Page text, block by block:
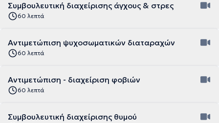
Συμβουλευτική διαχείρισης άγχους & στρες
60 λεπτά
Αντιμετώπιση ψυχοσωματικών διαταραχών
60 λεπτά
Αντιμετώπιση - διαχείριση φοβιών
60 λεπτά
Συμβουλευτική διαχείρισης θυμού